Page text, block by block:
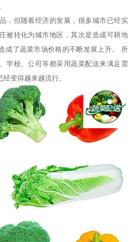
，但随着经济的发展，很多城市已经实
被转化为城市地区，其次是造成可耕地
成了蔬菜市场价格的不断发展上升。 所
学校、公司等都采用蔬菜配送来满足需
变得越来越流行。